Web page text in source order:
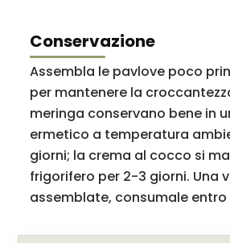
Conservazione
Assembla le pavlove poco
per mantenere la
meringa conservano bene in
ermetico a temperatura
giorni; la crema al cocco si
frigorifero per 2-3 giorni. Una
assemblate, consumale entro